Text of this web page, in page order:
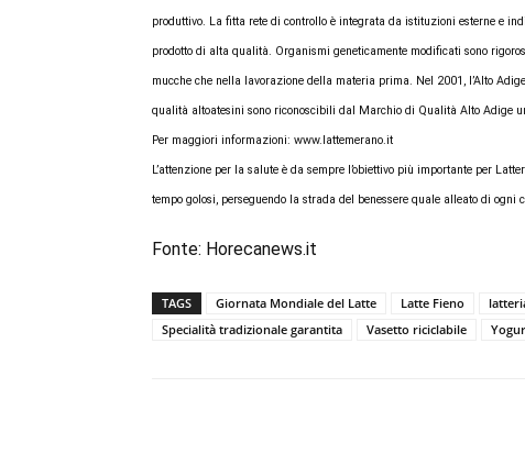
produttivo. La fitta rete di controllo è integrata da istituzioni esterne e
prodotto di alta qualità. Organismi geneticamente modificati sono
mucche che nella lavorazione della materia prima. Nel 2001, l’Alto
qualità altoatesini sono riconoscibili dal Marchio di Qualità Alto Adige
Per maggiori informazioni: www.lattemerano.it
L’attenzione per la salute è da sempre l’obiettivo più importante per
tempo golosi, perseguendo la strada del benessere quale alleato di ogni
Fonte: Horecanews.it
TAGS Giornata Mondiale del Latte Latte Fieno
Specialità tradizionale garantita
Vasetto riciclabile